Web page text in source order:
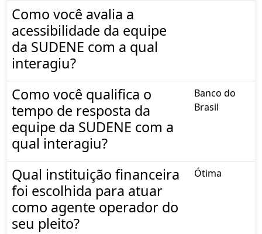
Como você avalia a
acessibilidade da equipe
da SUDENE com a qual
interagiu?
Como você qualifica o
tempo de resposta da
equipe da SUDENE com a
qual interagiu?
Banco do
Brasil
Qual instituição financeira
foi escolhida para atuar
como agente operador do
seu pleito?
Ótima